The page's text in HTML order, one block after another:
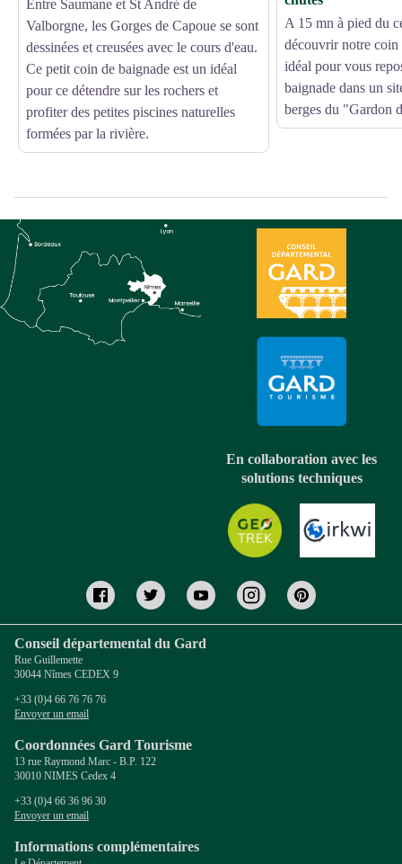
Entre Saumane et St André de
Valborgne, les Gorges de Capoue se sont
dessinées et creusées avec le cours d'eau.
Ce petit coin de baignade est un idéal
pour ce détendre sur les rochers et
profiter des petites piscines naturelles
formées par la rivière.
A 15 mn à pied du
découvrir notre coin
idéal pour vous
baignade dans un
berges du "Gardon
En collaboration avec les
solutions techniques
Conseil départemental du Gard
Rue Guillemette
30044 Nîmes CEDEX 9
+33 (0)4 66 76 76 76
Envoyer un email
Coordonnées Gard Tourisme
13 rue Raymond Marc - B.P. 122
30010 NIMES Cedex 4
+33 (0)4 66 36 96 30
Envoyer un email
Informations complémentaires